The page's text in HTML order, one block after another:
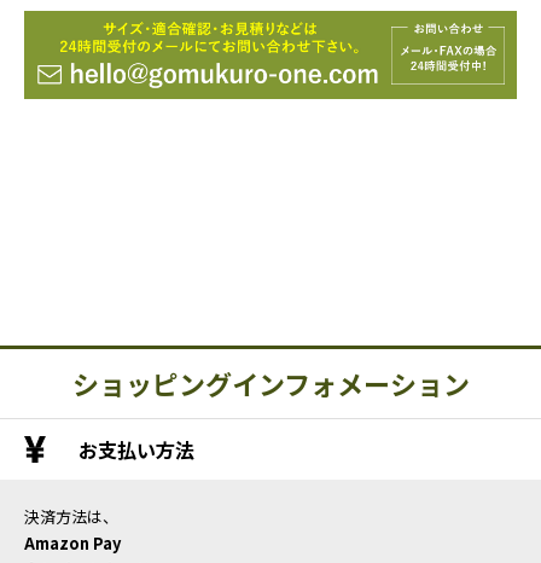
ショッピングインフォメーション
お支払い方法
決済方法は、
Amazon Pay